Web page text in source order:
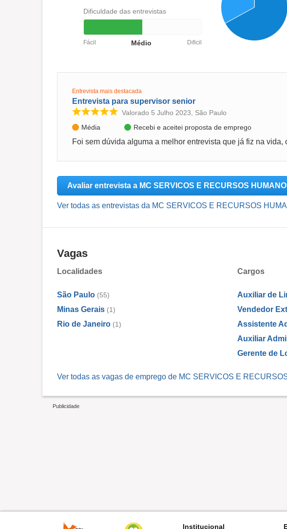
Dificuldade das entrevistas
Fácil Médio Dificil
Entrevista mais destacada
Entrevista para supervisor senior
Valorado 5 Julho 2023, São Paulo
Média
Recebi e aceitei proposta de emprego
Avaliar entrevista a MC SERVICOS E RECURSOS
Ver todas as entrevistas da MC SERVICOS E RECURSOS
Vagas
Localidades
São Paulo (55)
Minas Gerais (1)
Rio de Janeiro (1)
Cargos
Auxiliar de
Vendedor
Assistente
Auxiliar
Gerente de
Ver todas as vagas de emprego de MC SERVICOS E
Institucional